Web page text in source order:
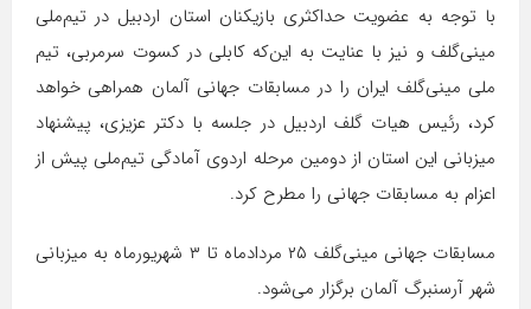
با توجه به عضویت حداکثری بازیکنان استان اردبیل در تیم‌ملی
مینی‌گلف و نیز با عنایت به این‌که کابلی در کسوت سرمربی، تیم
ملی مینی‌گلف ایران را در مسابقات جهانی آلمان همراهی خواهد
کرد، رئیس هیات گلف اردبیل در جلسه با دکتر عزیزی، پیشنهاد
میزبانی این استان از دومین مرحله اردوی آمادگی تیم‌ملی پیش از
اعزام به مسابقات جهانی را مطرح کرد.
مسابقات جهانی مینی‌گلف ۲۵ مردادماه تا ۳ شهریورماه به میزبانی
شهر آرسنبرگ آلمان برگزار می‌شود.